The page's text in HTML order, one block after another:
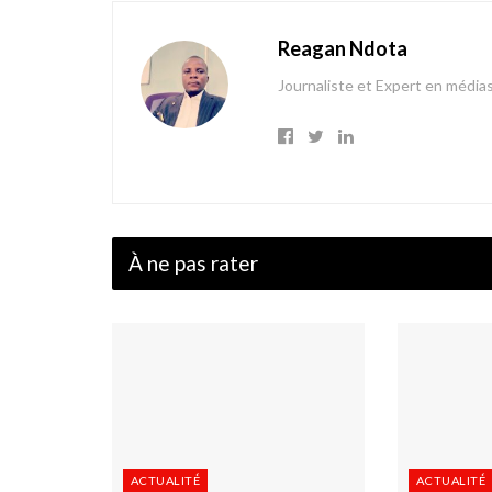
Reagan Ndota
Journaliste et Expert en médias
À ne pas rater
ACTUALITÉ ACTUALITÉ